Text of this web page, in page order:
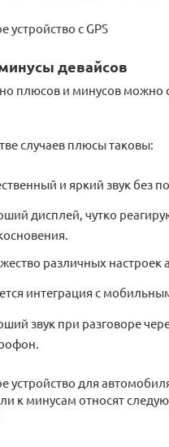
устройство с GPS
девайсов
плюсов и минусов можно
случаев плюсы таковы:
и яркий звук без
дисплей, чутко
различных настроек
интеграция с
звук при разговоре
устройство для
к минусам относят